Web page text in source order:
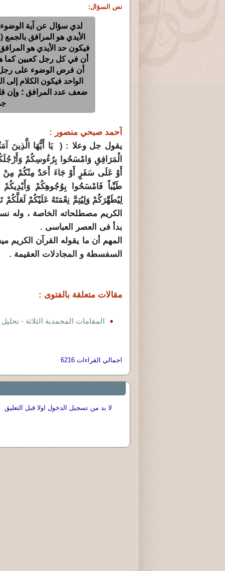
نص السؤال:
لدي سؤال عن آية الوضوء
الأيدي هو المرافق
فيكون حد الأيدي هو
أن في كل رجل كعبين كما
أن فرض الوضوء على رجل
الواحد فيكون الكلام
ضعف عدد المرافق ؛ وإن
آحمد صبحي منصور :
يقول جل وعلا : ( يَا أَيُّهَا الَّذِينَ
الْمَرَافِقِ وَامْسَحُوا بِرُءُوسِكُمْ
أَوْ عَلَى سَفَرٍ أَوْ جَاءَ أَحَدٌ مِنْكُمْ مِنْ
طَيِّباً فَامْسَحُوا بِوُجُوهِكُمْ
الكريم مصطلحاته الخاصة ، وله
بدأ فى العصر العباسى .
المهم أن ما يقوله القرآن الكريم
السفسطة و المجادلات العقيمة .
مقالات متعلقة بالفتوى :
المقامات المحمدية الثلاثة -
اجمالي القراءات 6216
لا بد من تسجيل الدخول اولا قبل التعليق